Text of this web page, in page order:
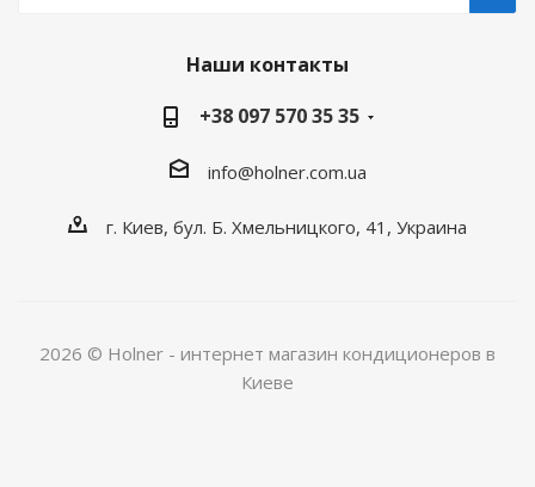
Наши контакты
+38 097 570 35 35
info@holner.com.ua
г. Киев, бул. Б. Хмельницкого, 41, Украина
2026 © Holner - интернет магазин кондиционеров в
Киеве